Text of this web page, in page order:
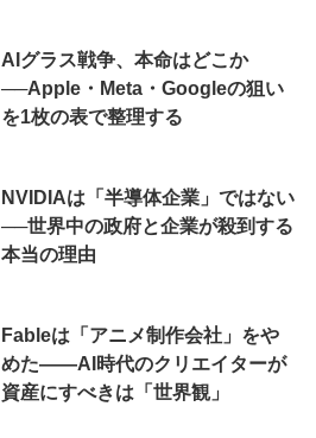
AIグラス戦争、本命はどこか
──Apple・Meta・Googleの狙い
を1枚の表で整理する
NVIDIAは「半導体企業」ではない
──世界中の政府と企業が殺到する
本当の理由
Fableは「アニメ制作会社」をや
めた――AI時代のクリエイターが
資産にすべきは「世界観」